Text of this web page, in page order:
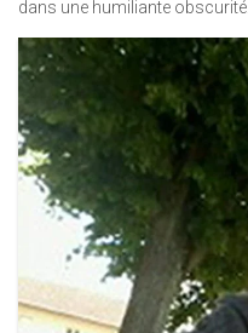
dans une humiliante obscurité.